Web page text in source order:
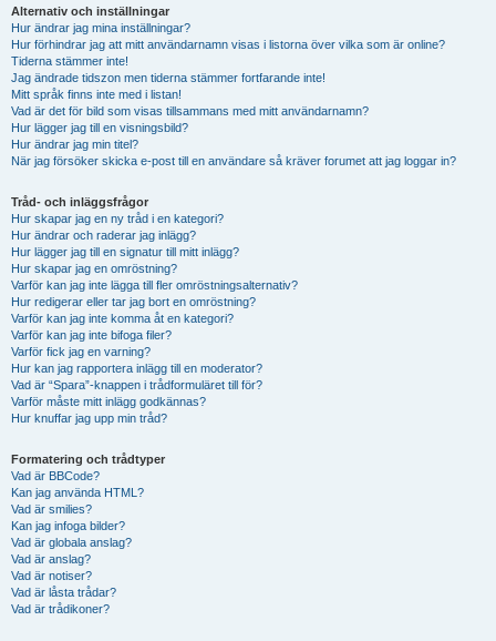
Alternativ och inställningar
Hur ändrar jag mina inställningar?
Hur förhindrar jag att mitt användarnamn visas i listorna över vilka som är online?
Tiderna stämmer inte!
Jag ändrade tidszon men tiderna stämmer fortfarande inte!
Mitt språk finns inte med i listan!
Vad är det för bild som visas tillsammans med mitt användarnamn?
Hur lägger jag till en visningsbild?
Hur ändrar jag min titel?
När jag försöker skicka e-post till en användare så kräver forumet att jag loggar in?
Tråd- och inläggsfrågor
Hur skapar jag en ny tråd i en kategori?
Hur ändrar och raderar jag inlägg?
Hur lägger jag till en signatur till mitt inlägg?
Hur skapar jag en omröstning?
Varför kan jag inte lägga till fler omröstningsalternativ?
Hur redigerar eller tar jag bort en omröstning?
Varför kan jag inte komma åt en kategori?
Varför kan jag inte bifoga filer?
Varför fick jag en varning?
Hur kan jag rapportera inlägg till en moderator?
Vad är “Spara”-knappen i trådformuläret till för?
Varför måste mitt inlägg godkännas?
Hur knuffar jag upp min tråd?
Formatering och trådtyper
Vad är BBCode?
Kan jag använda HTML?
Vad är smilies?
Kan jag infoga bilder?
Vad är globala anslag?
Vad är anslag?
Vad är notiser?
Vad är låsta trådar?
Vad är trådikoner?